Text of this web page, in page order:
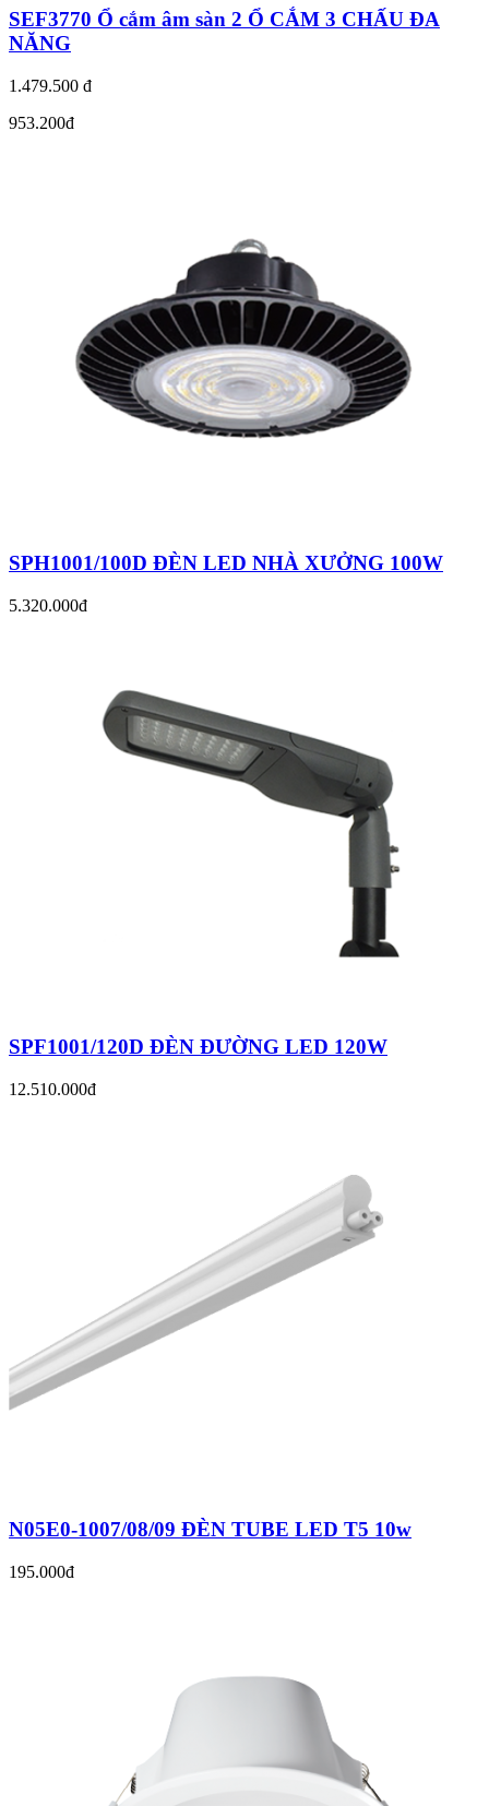
SEF3770 Ổ cắm âm sàn 2 Ổ CẮM 3 CHẤU ĐA
NĂNG
1.479.500 đ
953.200đ
SPH1001/100D ĐÈN LED NHÀ XƯỞNG 100W
5.320.000đ
SPF1001/120D ĐÈN ĐƯỜNG LED 120W
12.510.000đ
N05E0-1007/08/09 ĐÈN TUBE LED T5 10w
195.000đ